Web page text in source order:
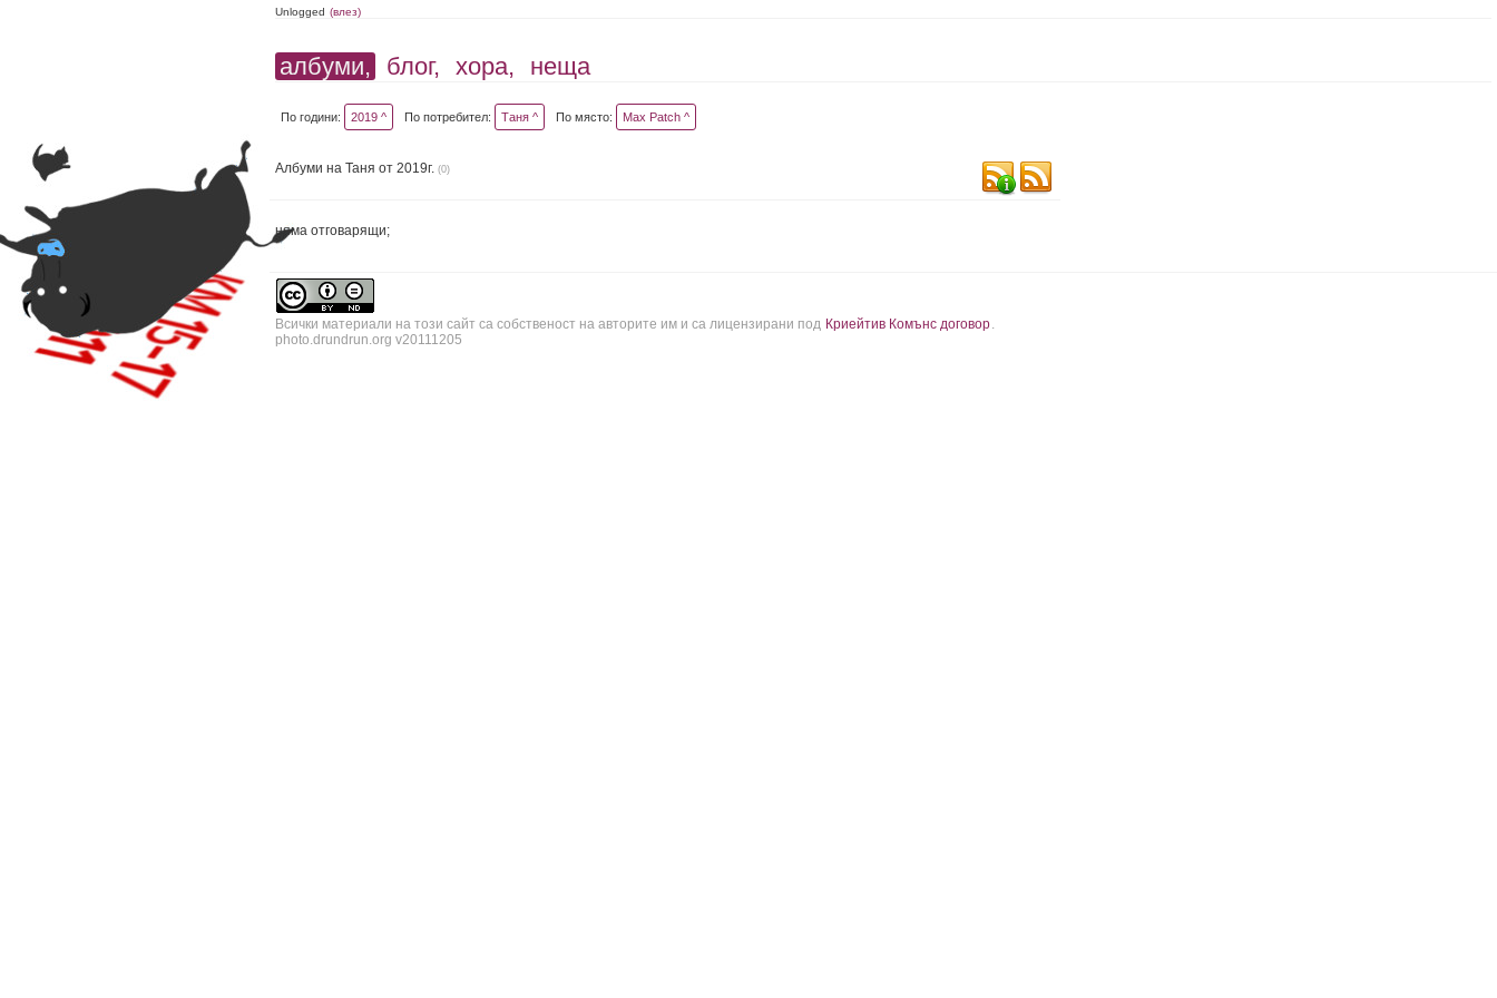
Unlogged (влез)
албуми, блог, хора, неща
По години: 2019 ^ По потребител: Таня ^ По място: Max Patch ^
Албуми на Таня от 2019г. (0)
няма отговарящи;
Всички материали на този сайт са собственост на авторите им и са лицензирани под Криейтив Комънс договор.
photo.drundrun.org v20111205